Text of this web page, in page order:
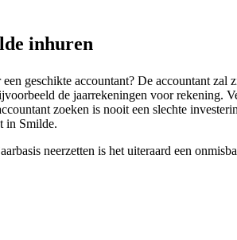
inhuren
geschikte accountant? De accountant
de jaarrekeningen voor rekening.
zoeken is nooit een slechte
in Smilde.
neerzetten is het uiteraard een